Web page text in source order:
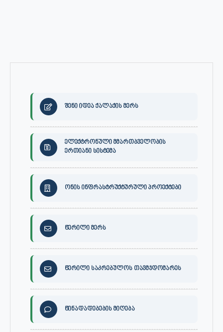
შენი იდეა ქალაქის მერს
ელექტრონული მმართბველობის
ერთიანი სისტემა
ონის ინფრასტრუქტურული პროექტები
წერილი მერს
წერილი საკრებულოს თავმჯდომარეს
წინადადებების მიღება